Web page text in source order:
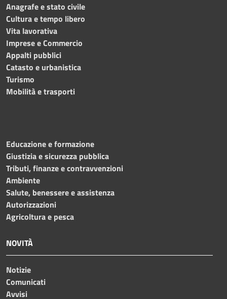
Anagrafe e stato civile
Cultura e tempo libero
Vita lavorativa
Imprese e Commercio
Appalti pubblici
Catasto e urbanistica
Turismo
Mobilità e trasporti
Educazione e formazione
Giustizia e sicurezza pubblica
Tributi, finanze e contravvenzioni
Ambiente
Salute, benessere e assistenza
Autorizzazioni
Agricoltura e pesca
NOVITÀ
Notizie
Comunicati
Avvisi